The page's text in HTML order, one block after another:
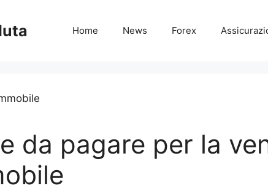
Home News Forex
da pagare per la